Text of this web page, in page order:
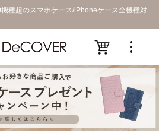
種超のスマホケース/iPhoneケース全機種対